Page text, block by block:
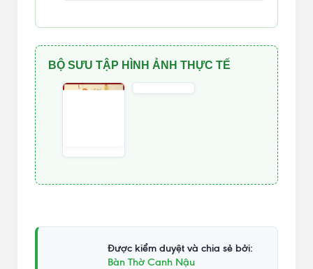
BỘ SƯU TẬP HÌNH ẢNH THỰC TẾ
Được kiểm duyệt và chia sẻ bởi:
Bàn Thờ Canh Nậu